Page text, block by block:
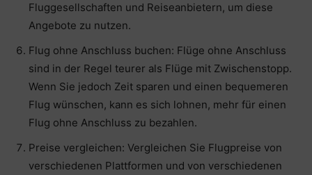
Fluggesellschaften und Reiseanbietern, um diese
Angebote zu nutzen.
Flug ohne Anschluss buchen: Flüge ohne Anschluss
sind in der Regel teurer als Flüge mit Zwischenstopp.
Wenn Sie jedoch Zeit sparen und einen bequemeren
Flug wünschen, kann es sich lohnen, mehr für einen
Flug ohne Anschluss zu bezahlen.
Preise vergleichen: Vergleichen Sie Flugpreise von
verschiedenen Plattformen und von verschiedenen